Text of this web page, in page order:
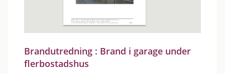
Brandutredning : Brand i garage under
flerbostadshus